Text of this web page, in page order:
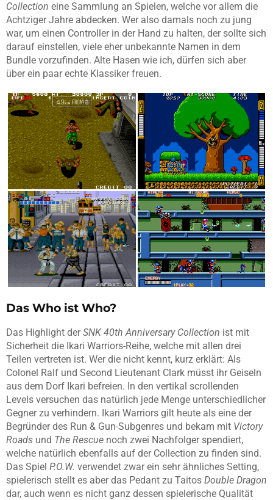
Collection eine Sammlung an Spielen, welche vor allem die
Achtziger Jahre abdecken. Wer also damals noch zu jung
war, um einen Controller in der Hand zu halten, der sollte sich
darauf einstellen, viele eher unbekannte Namen in dem
Bundle vorzufinden. Alte Hasen wie ich, dürfen sich aber
über ein paar echte Klassiker freuen.
Das Who ist Who?
Das Highlight derSNK 40th Anniversary Collection ist mit
Sicherheit die Ikari Warriors-Reihe, welche mit allen drei
Teilen vertreten ist. Wer die nicht kennt, kurz erklärt: Als
Colonel Ralf und Second Lieutenant Clark müsst ihr Geiseln
aus dem Dorf Ikari befreien. In den vertikal scrollenden
Levels versuchen das natürlich jede Menge unterschiedlicher
Gegner zu verhindern. Ikari Warriors gilt heute als eine der
Begründer des Run & Gun-Subgenres und bekam mit Victory
Roads und The Rescue noch zwei Nachfolger spendiert,
welche natürlich ebenfalls auf der Collection zu finden sind.
Das Spiel P.O.W. verwendet zwar ein sehr ähnliches Setting,
spielerisch stellt es aber das Pedant zu Taitos Double Dragon
dar, auch wenn es nicht ganz dessen spielerische Qualität